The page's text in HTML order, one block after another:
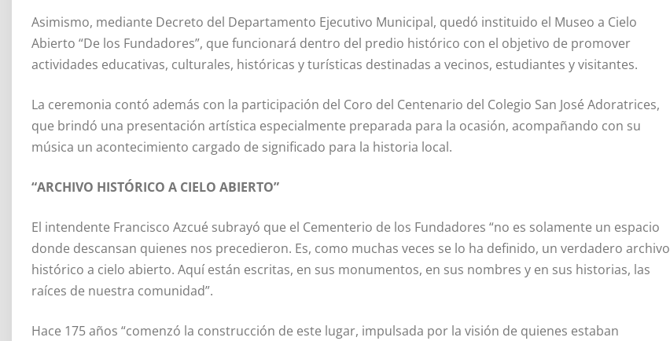
Asimismo, mediante Decreto del Departamento Ejecutivo Municipal, quedó instituido el Museo a Cielo
Abierto “De los Fundadores”, que funcionará dentro del predio histórico con el objetivo de promover
actividades educativas, culturales, históricas y turísticas destinadas a vecinos, estudiantes y visitantes.
La ceremonia contó además con la participación del Coro del Centenario del Colegio San José Adoratrices,
que brindó una presentación artística especialmente preparada para la ocasión, acompañando con su
música un acontecimiento cargado de significado para la historia local.
“ARCHIVO HISTÓRICO A CIELO ABIERTO”
El intendente Francisco Azcué subrayó que el Cementerio de los Fundadores “no es solamente un espacio
donde descansan quienes nos precedieron. Es, como muchas veces se lo ha definido, un verdadero archivo
histórico a cielo abierto. Aquí están escritas, en sus monumentos, en sus nombres y en sus historias, las
raíces de nuestra comunidad”.
Hace 175 años “comenzó la construcción de este lugar, impulsada por la visión de quienes estaban